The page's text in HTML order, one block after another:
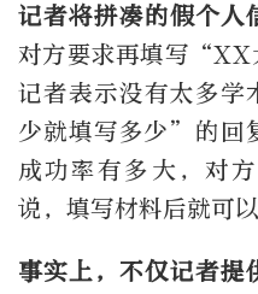
记者将拼凑的假个人
对方要求再填写“XX
记者表示没有太多
少就填写多少”的回
成功率有多大，对
说，填写材料后就可
事实上，不仅记者提